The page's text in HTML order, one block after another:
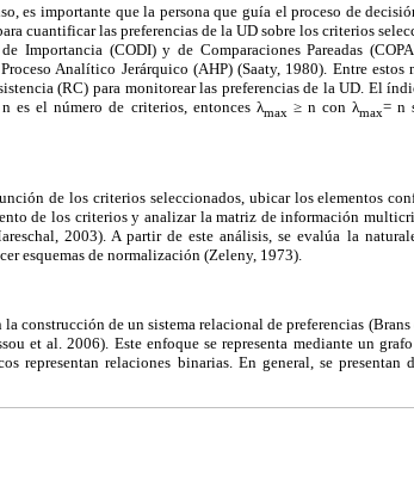
es importante que la persona que guía el proceso de
cuantificar las preferencias de la UD sobre los criterios
Importancia (CODI) y de Comparaciones Pareadas
Analítico Jerárquico (AHP) (Saaty, 1980). Entre estos
(RC) para monitorear las preferencias de la UD. El
es el número de criterios, entonces λmax ≥ n con λmax= n
de los criterios seleccionados, ubicar los elementos
de los criterios y analizar la matriz de información
2003). A partir de este análisis, se evalúa la
esquemas de normalización (Zeleny, 1973).
la construcción de un sistema relacional de preferencias
et al. 2006). Este enfoque se representa mediante un
representan relaciones binarias. En general, se presentan